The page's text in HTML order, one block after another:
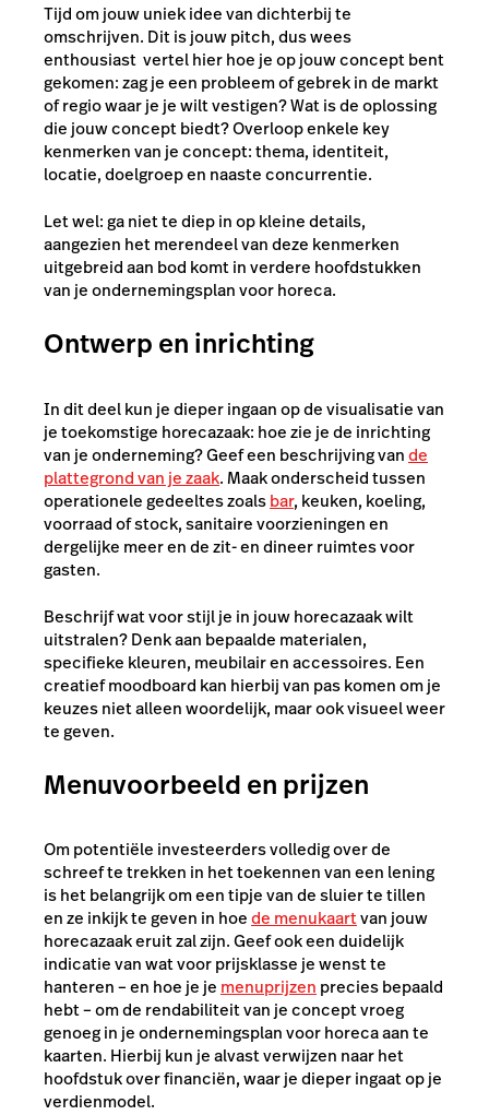
Tijd om jouw uniek idee van dichterbij te
omschrijven. Dit is jouw pitch, dus wees
enthousiast vertel hier hoe je op jouw concept bent
gekomen: zag je een probleem of gebrek in de markt
of regio waar je je wilt vestigen? Wat is de oplossing
die jouw concept biedt? Overloop enkele key
kenmerken van je concept: thema, identiteit,
locatie, doelgroep en naaste concurrentie.
Let wel: ga niet te diep in op kleine details,
aangezien het merendeel van deze kenmerken
uitgebreid aan bod komt in verdere hoofdstukken
van je ondernemingsplan voor horeca.
Ontwerp en inrichting
In dit deel kun je dieper ingaan op de visualisatie van
je toekomstige horecazaak: hoe zie je de inrichting
van je onderneming? Geef een beschrijving vande
plattegrond van je zaak. Maak onderscheid tussen
operationele gedeeltes zoalsbar, keuken, koeling,
voorraad of stock, sanitaire voorzieningen en
dergelijke meer en de zit- en dineer ruimtes voor
gasten.
Beschrijf wat voor stijl je in jouw horecazaak wilt
uitstralen? Denk aan bepaalde materialen,
specifieke kleuren, meubilair en accessoires. Een
creatief moodboard kan hierbij van pas komen om je
keuzes niet alleen woordelijk, maar ook visueel weer
te geven.
Menuvoorbeeld en prijzen
Om potentiële investeerders volledig over de
schreef te trekken in het toekennen van een lening
is het belangrijk om een tipje van de sluier te tillen
en ze inkijk te geven in hoede menukaartvan jouw
horecazaak eruit zal zijn. Geef ook een duidelijk
indicatie van wat voor prijsklasse je wenst te
hanteren – en hoe je je menuprijzen precies bepaald
hebt – om de rendabiliteit van je concept vroeg
genoeg in je ondernemingsplan voor horeca aan te
kaarten. Hierbij kun je alvast verwijzen naar het
hoofdstuk over financiën, waar je dieper ingaat op je
verdienmodel.